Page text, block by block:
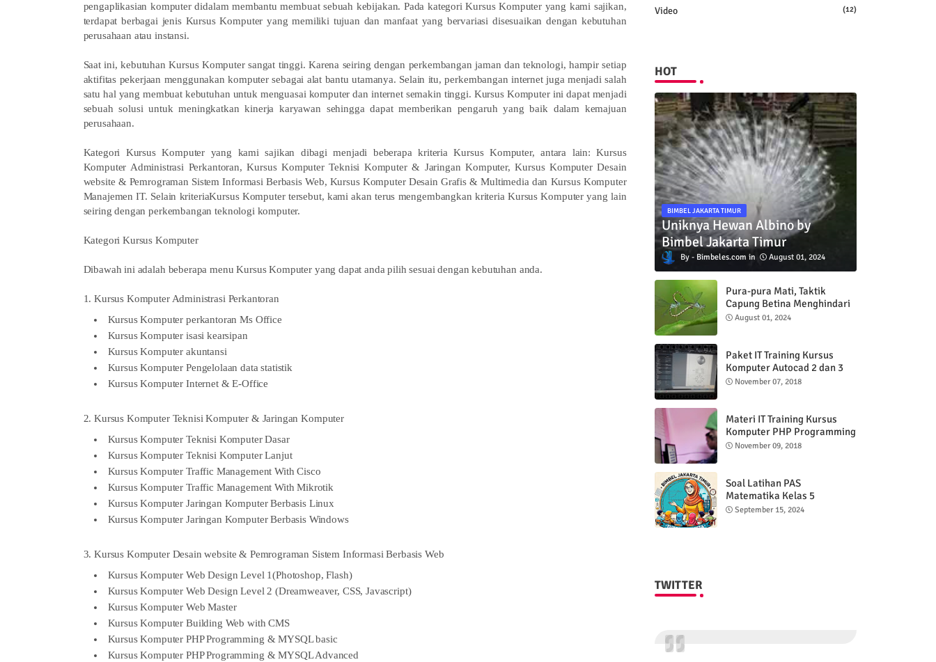
pengaplikasian komputer didalam membantu membuat sebuah kebijakan. Pada kategori Kursus Komputer yang kami sajikan,
terdapat berbagai jenis Kursus Komputer yang memiliki tujuan dan manfaat yang bervariasi disesuaikan dengan kebutuhan
perusahaan atau instansi.
Saat ini, kebutuhan Kursus Komputer sangat tinggi. Karena seiring dengan perkembangan jaman dan teknologi, hampir setiap
aktifitas pekerjaan menggunakan komputer sebagai alat bantu utamanya. Selain itu, perkembangan internet juga menjadi salah
satu hal yang membuat kebutuhan untuk menguasai komputer dan internet semakin tinggi. Kursus Komputer ini dapat menjadi
sebuah solusi untuk meningkatkan kinerja karyawan sehingga dapat memberikan pengaruh yang baik dalam kemajuan
perusahaan.
Kategori Kursus Komputer yang kami sajikan dibagi menjadi beberapa kriteria Kursus Komputer, antara lain: Kursus
Komputer Administrasi Perkantoran, Kursus Komputer Teknisi Komputer & Jaringan Komputer, Kursus Komputer Desain
website & Pemrograman Sistem Informasi Berbasis Web, Kursus Komputer Desain Grafis & Multimedia dan Kursus Komputer
Manajemen IT. Selain kriteriaKursus Komputer tersebut, kami akan terus mengembangkan kriteria Kursus Komputer yang lain
seiring dengan perkembangan teknologi komputer.
Kategori Kursus Komputer
Dibawah ini adalah beberapa menu Kursus Komputer yang dapat anda pilih sesuai dengan kebutuhan anda.
1. Kursus Komputer Administrasi Perkantoran
Kursus Komputer perkantoran Ms Office
Kursus Komputer isasi kearsipan
Kursus Komputer akuntansi
Kursus Komputer Pengelolaan data statistik
Kursus Komputer Internet & E-Office
2. Kursus Komputer Teknisi Komputer & Jaringan Komputer
Kursus Komputer Teknisi Komputer Dasar
Kursus Komputer Teknisi Komputer Lanjut
Kursus Komputer Traffic Management With Cisco
Kursus Komputer Traffic Management With Mikrotik
Kursus Komputer Jaringan Komputer Berbasis Linux
Kursus Komputer Jaringan Komputer Berbasis Windows
3. Kursus Komputer Desain website & Pemrograman Sistem Informasi Berbasis Web
Kursus Komputer Web Design Level 1(Photoshop, Flash)
Kursus Komputer Web Design Level 2 (Dreamweaver, CSS, Javascript)
Kursus Komputer Web Master
Kursus Komputer Building Web with CMS
Kursus Komputer PHP Programming & MYSQL basic
Kursus Komputer PHP Programming & MYSQL Advanced
Video (12)
HOT
BIMBEL JAKARTA TIMUR
Uniknya Hewan Albino by
Bimbel Jakarta Timur
Bimbeles.com August 01, 2024
Pura-pura Mati, Taktik
Capung Betina Menghindari
Pejantan
August 01, 2024
Paket IT Training Kursus
Komputer Autocad 2 dan 3
DImensi
November 07, 2018
Materi IT Training Kursus
Komputer PHP Programming
& MYSQL basic
November 09, 2018
Soal Latihan PAS
Matematika Kelas 5
Semester 2
September 15, 2024
TWITTER